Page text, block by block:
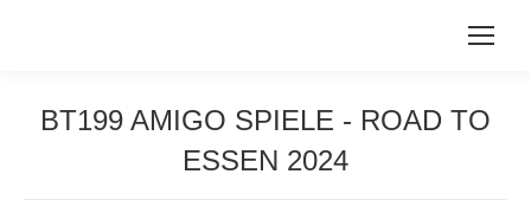
BT199 AMIGO SPIELE - ROAD TO
ESSEN 2024